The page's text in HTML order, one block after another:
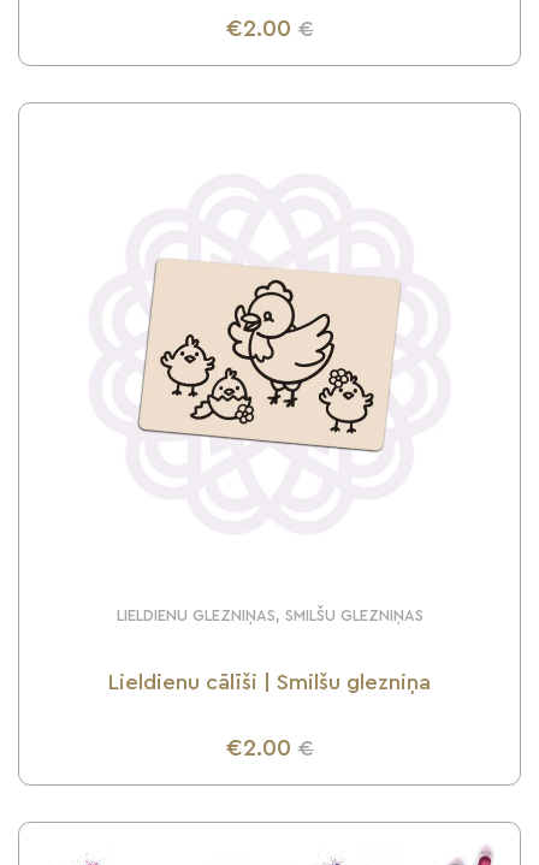
€2.00 €
UZZINI VAIRĀK
LIELDIENU GLEZNIŅAS, SMILŠU GLEZNIŅAS
Lieldienu cālīši | Smilšu glezniņa
€2.00 €
UZZINI VAIRĀK